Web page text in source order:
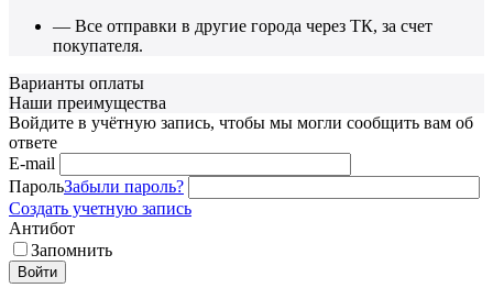
— Все отправки в другие города через ТК, за счет
покупателя.
Варианты оплаты
Наши преимущества
Войдите в учётную запись, чтобы мы могли сообщить вам об
ответе
E-mail
ПарольЗабыли пароль?
Создать учетную запись
Антибот
Запомнить
Войти